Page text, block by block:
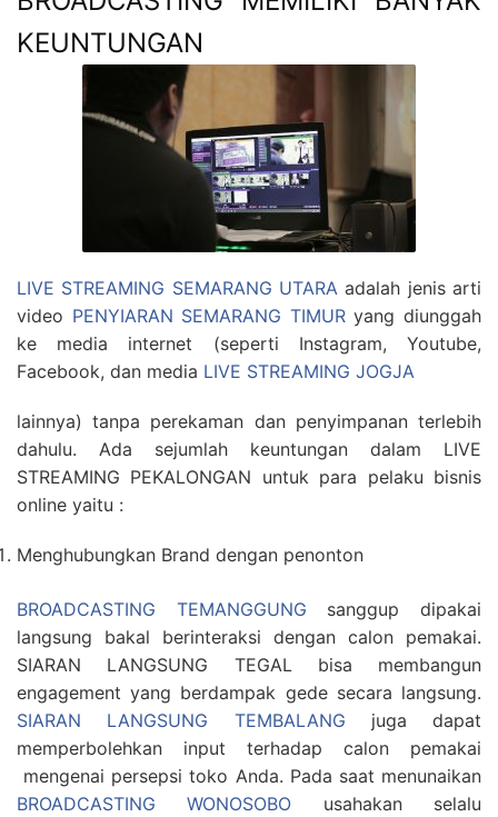
KEUNTUNGAN
LIVE STREAMING SEMARANG UTARA adalah jenis arti
video PENYIARAN SEMARANG TIMURyang diunggah
ke media internet (seperti Instagram, Youtube,
Facebook, dan media LIVE STREAMING JOGJA
lainnya) tanpa perekaman dan penyimpanan terlebih
dahulu. Ada sejumlah keuntungan dalam LIVE
STREAMING PEKALONGAN untuk para pelaku bisnis
online yaitu :
Menghubungkan Brand dengan penonton
BROADCASTING TEMANGGUNG sanggup dipakai
langsung bakal berinteraksi dengan calon pemakai.
SIARAN LANGSUNG TEGAL bisa membangun
engagement yang berdampak gede secara langsung.
SIARAN LANGSUNG TEMBALANG juga dapat
memperbolehkan input terhadap calon pemakai
mengenai persepsi toko Anda. Pada saat menunaikan
BROADCASTING WONOSOBO usahakan selalu